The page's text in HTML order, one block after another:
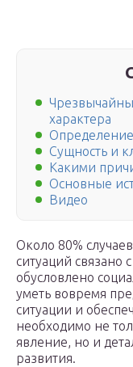
характера
Определение
Сущность и
Какими
Основные
Видео
Около 80%
ситуаций связано
обусловлено
уметь вовремя
ситуации и
необходимо не
явление, но и
развития.